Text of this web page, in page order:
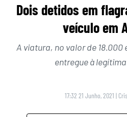
Dois detidos em
veículo em
A viatura, no valor de
entregue à
17:32 21 Junho, 2021 |